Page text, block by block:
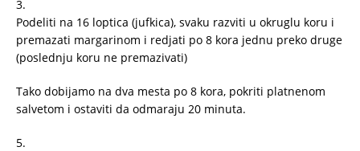
3.
Podeliti na 16 loptica (jufkica), svaku razviti u okruglu koru i
premazati margarinom i redjati po 8 kora jednu preko druge
(poslednju koru ne premazivati)
Tako dobijamo na dva mesta po 8 kora, pokriti platnenom
salvetom i ostaviti da odmaraju 20 minuta.
5.